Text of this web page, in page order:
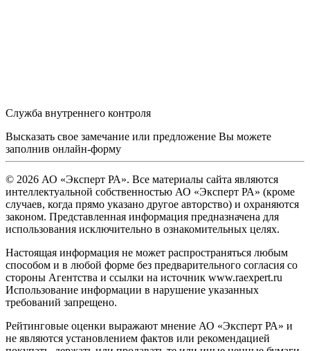
Служба внутреннего контроля
Высказать свое замечание или предложение Вы можете
заполнив онлайн-форму
© 2026 АО «Эксперт РА». Все материалы сайта являются
интеллектуальной собственностью АО «Эксперт РА» (кроме
случаев, когда прямо указано другое авторство) и охраняются
законом. Представленная информация предназначена для
использования исключительно в ознакомительных целях.
Настоящая информация не может распространяться любым
способом и в любой форме без предварительного согласия со
стороны Агентства и ссылки на источник www.raexpert.ru
Использование информации в нарушение указанных
требований запрещено.
Рейтинговые оценки выражают мнение АО «Эксперт РА» и
не являются установлением фактов или рекомендацией